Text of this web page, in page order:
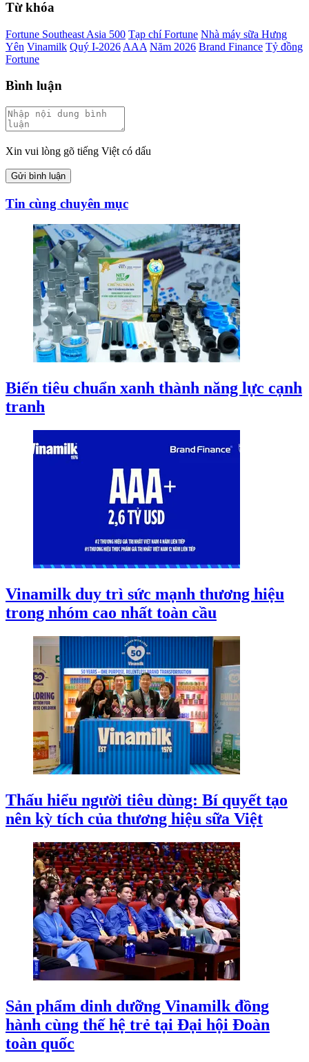
Từ khóa
Fortune Southeast Asia 500 Tạp chí Fortune Nhà máy sữa Hưng
Yên Vinamilk Quý I-2026 AAA Năm 2026 Brand Finance Tỷ đồng
Fortune
Bình luận
Xin vui lòng gõ tiếng Việt có dấu
Gửi bình luận
Tin cùng chuyên mục
Biến tiêu chuẩn xanh thành năng lực cạnh
tranh
Vinamilk duy trì sức mạnh thương hiệu
trong nhóm cao nhất toàn cầu
Thấu hiểu người tiêu dùng: Bí quyết tạo
nên kỳ tích của thương hiệu sữa Việt
Sản phẩm dinh dưỡng Vinamilk đồng
hành cùng thế hệ trẻ tại Đại hội Đoàn
toàn quốc